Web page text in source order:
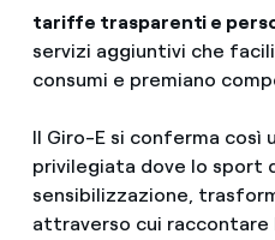
tariffe trasparenti e
servizi aggiuntivi che
consumi e premiano
Il Giro-E si conferma così
privilegiata dove lo sport
sensibilizzazione,
attraverso cui raccontare